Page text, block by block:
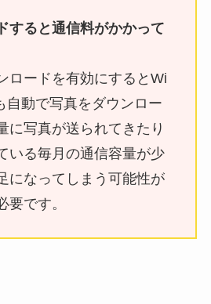
すると通信料がかかって
ロードを有効にするとWi
自動で写真をダウンロー
に写真が送られてきたり
いる毎月の通信容量が少
になってしまう可能性が
要です。